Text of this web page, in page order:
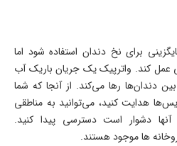
برای نخ دندان استفاده شود اما
عمل کند. واترپیک یک جریان باریک آب
دندان‌ها رها می‌کند. از آنجا که شما
هدایت کنید، می‌توانید به مناطقی
دشوار است دسترسی پیدا کنید.
ها موجود هستند.